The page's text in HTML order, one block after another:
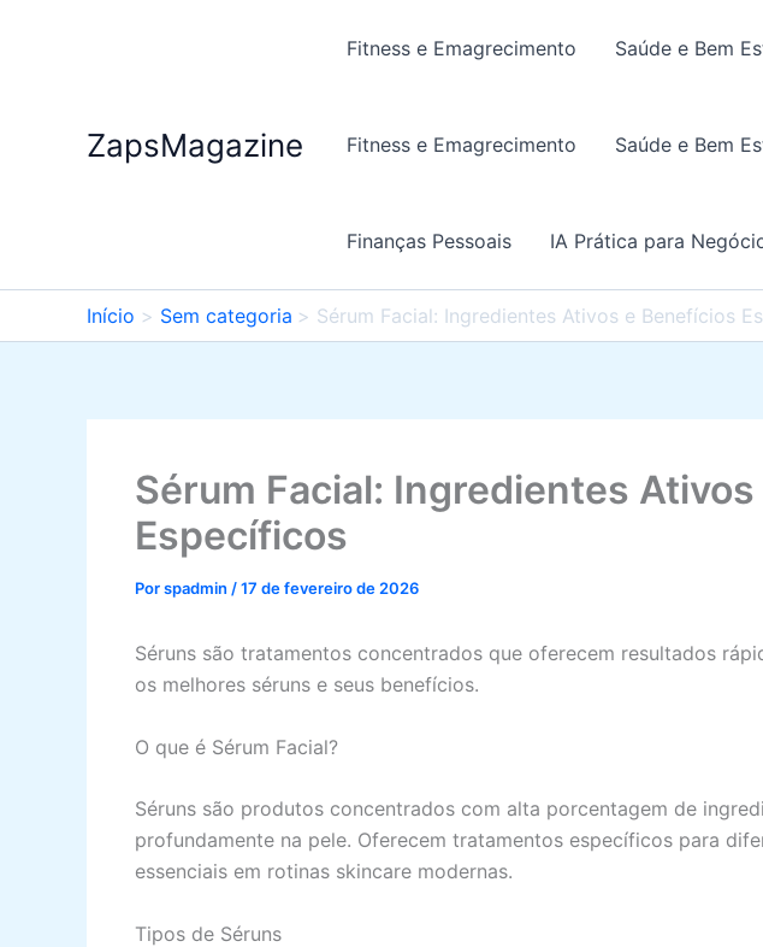
ZapsMagazine
Fitness e Emagrecimento Saúde e Bem
Fitness e Emagrecimento Saúde e Bem
Finanças Pessoais IA Prática para
Início Sem categoria Sérum Facial: Ingredientes Ativos e Benefícios
Sérum Facial: Ingredientes
Específicos
Porspadmin /17 de fevereiro de 2026
Séruns são tratamentos concentrados que oferecem resultados
os melhores séruns e seus benefícios.
O que é Sérum Facial?
Séruns são produtos concentrados com alta porcentagem de
profundamente na pele. Oferecem tratamentos específicos para
essenciais em rotinas skincare modernas.
Tipos de Séruns